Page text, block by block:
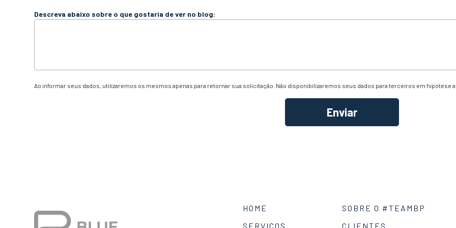
Descreva abaixo sobre o que gostaria de ver no blog:
Ao informar seus dados, utilizaremos os mesmos apenas para retornar sua solicitação. Não disponibilizaremos seus dados para terceiros em hipótese
HOME
SOBRE O #TEAMBP
SERVIÇOS
CLIENTES